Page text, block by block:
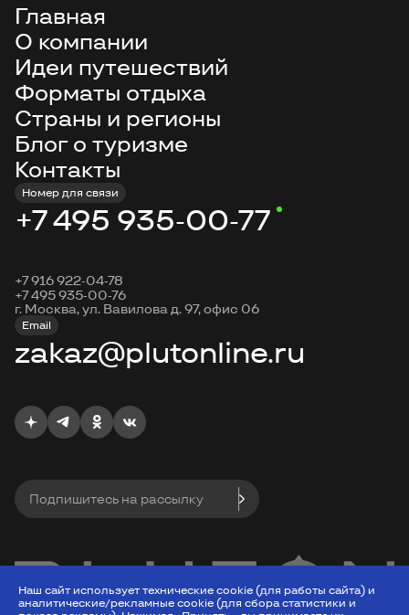
Главная
О компании
Идеи путешествий
Форматы отдыха
Страны и регионы
Блог о туризме
Контакты
Номер для связи
+7 495 935-00-77
+7 916 922-04-78
+7 495 935-00-76
г. Москва, ул. Вавилова д. 97, офис 06
Email
zakaz@plutonline.ru
Подпишитесь на рассылку
Наш сайт использует технические cookie (для работы сайта) и
аналитические/рекламные cookie (для сбора статистики и